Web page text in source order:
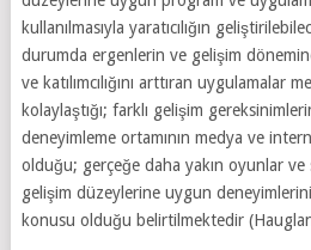
kullanılmasıyla yaratıcılığın
durumda ergenlerin ve gelişim
ve katılımcılığını arttıran uygulamalar
kolaylaştığı; farklı gelişim
deneyimleme ortamının medya ve
olduğu; gerçeğe daha yakın oyunlar ve
gelişim düzeylerine uygun
konusu olduğu belirtilmektedir